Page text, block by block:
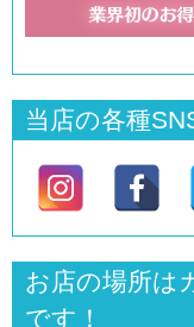
当店の各種
お店の場所は
です！